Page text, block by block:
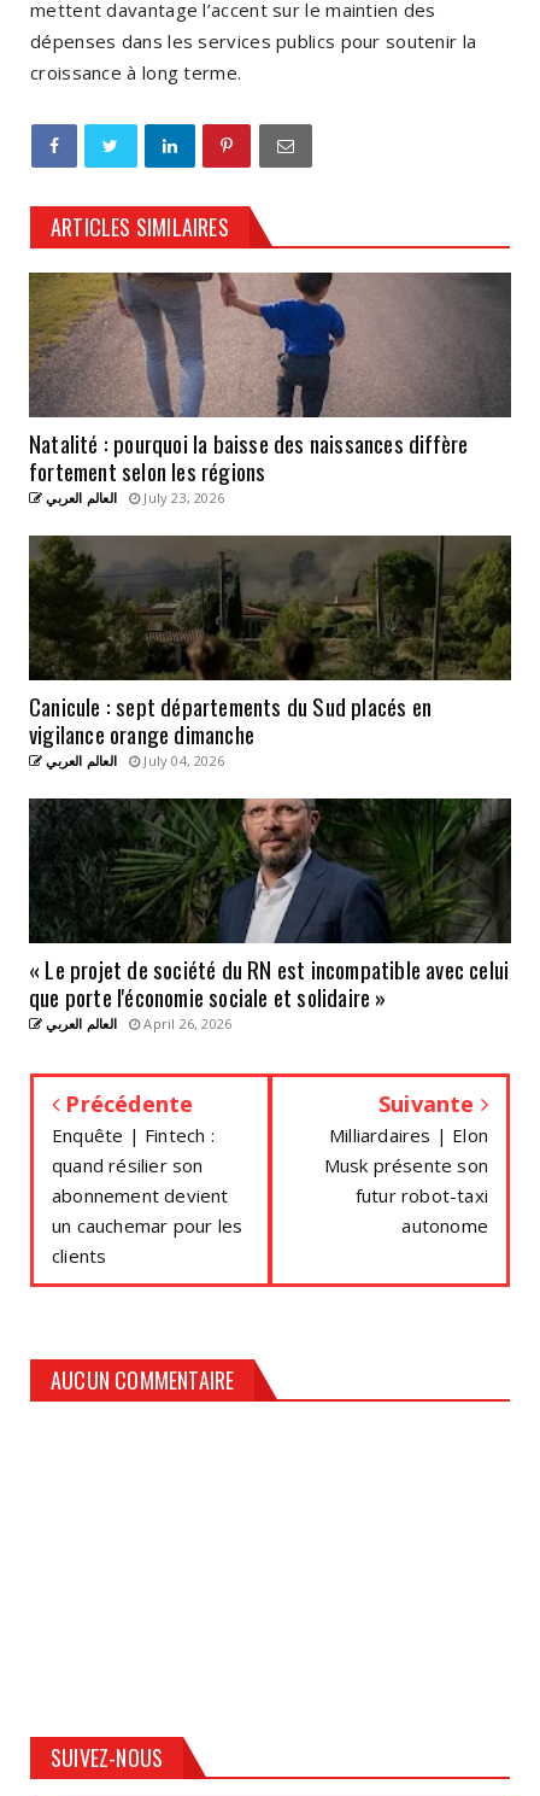
mettent davantage l’accent sur le maintien des
dépenses dans les services publics pour soutenir la
croissance à long terme.
ARTICLES SIMILAIRES
Natalité : pourquoi la baisse des naissances diffère
fortement selon les régions
العالم العربي July 23, 2026
Canicule : sept départements du Sud placés en
vigilance orange dimanche
العالم العربي July 04, 2026
« Le projet de société du RN est incompatible avec celui
que porte l'économie sociale et solidaire »
العالم العربي April 26, 2026
Précédente
Enquête | Fintech :
quand résilier son
abonnement devient
un cauchemar pour les
clients
Suivante
Milliardaires | Elon
Musk présente son
futur robot-taxi
autonome
AUCUN COMMENTAIRE
SUIVEZ-NOUS